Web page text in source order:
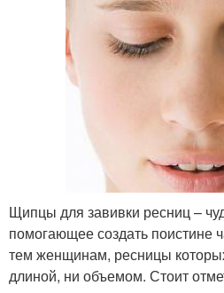
Щипцы для завивки ресниц –
помогающее создать поистине
тем женщинам, ресницы
длиной, ни объемом. Стоит